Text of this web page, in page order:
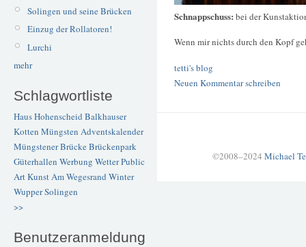
Solingen und seine Brücken
Einzug der Rollatoren!
Lurchi
mehr
Schlagwortliste
Haus Hohenscheid Balkhauser
Kotten Müngsten Adventskalender
Müngstener BrückeBrückenpark
Güterhallen Werbung WetterPublic
ArtKunstAm Wegesrand Winter
WupperSolingen
>>
Benutzeranmeldung
Schnappschuss: bei der
Wenn mir nichts durch den Kopf
tetti's blog
Neuen Kommentar schreiben
©2008–2024 Michael